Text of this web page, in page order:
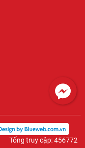
Tổng truy cập: 456772